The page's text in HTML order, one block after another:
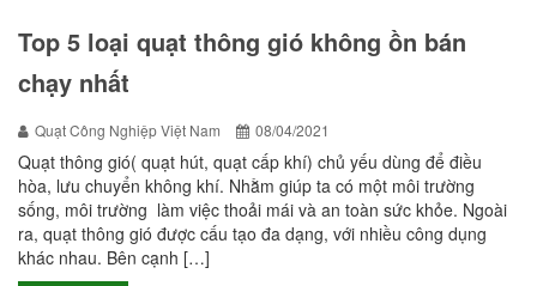
Top 5 loại quạt thông gió không ồn bán
chạy nhất
Quạt Công Nghiệp Việt Nam 08/04/2021
Quạt thông gió( quạt hút, quạt cấp khí) chủ yếu dùng để điều
hòa, lưu chuyển không khí. Nhằm giúp ta có một môi trường
sống, môi trường làm việc thoải mái và an toàn sức khỏe. Ngoài
ra, quạt thông gió được cấu tạo đa dạng, với nhiều công dụng
khác nhau. Bên cạnh […]